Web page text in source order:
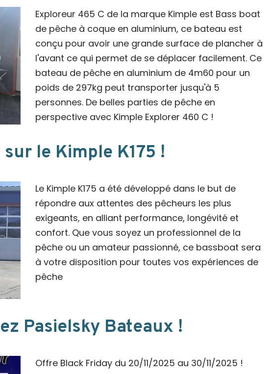
Exploreur 465 C de la marque Kimple est Bass boat
de pêche à coque en aluminium, ce bateau est
conçu pour avoir une grande surface de plancher à
l'avant ce qui permet de se déplacer facilement. Ce
bateau de pêche en aluminium de 4m60 pour un
poids de 297kg peut transporter jusqu'à 5
personnes. De belles parties de pêche en
perspective avec Kimple Explorer 460 C !
le Kimple K175 !
Le Kimple K175 a été développé dans le but de
répondre aux attentes des pêcheurs les plus
exigeants, en alliant performance, longévité et
confort. Que vous soyez un professionnel de la
pêche ou un amateur passionné, ce bassboat sera
à votre disposition pour toutes vos expériences de
pêche
Pasielsky Bateaux !
Offre Black Friday du 20/11/2025 au 30/11/2025 !